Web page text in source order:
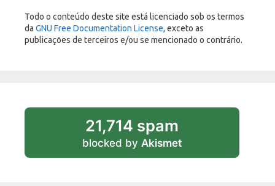
Todo o conteúdo deste site está licenciado sob os termos
da GNU Free Documentation License, exceto as
publicações de terceiros e/ou se mencionado o contrário.
21,714 spam
blocked by Akismet